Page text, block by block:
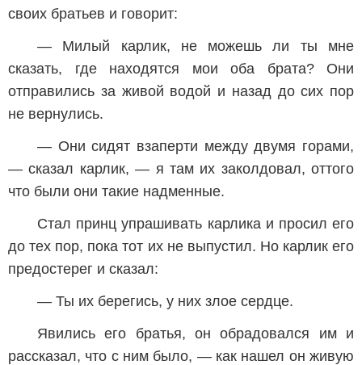
своих братьев и говорит:
— Милый карлик, не можешь ли ты мне
сказать, где находятся мои оба брата? Они
отправились за живой водой и назад до сих пор
не вернулись.
— Они сидят взаперти между двумя горами,
— сказал карлик, — я там их заколдовал, оттого
что были они такие надменные.
Стал принц упрашивать карлика и просил его
до тех пор, пока тот их не выпустил. Но карлик его
предостерег и сказал:
— Ты их берегись, у них злое сердце.
Явились его братья, он обрадовался им и
рассказал, что с ним было, — как нашел он живую